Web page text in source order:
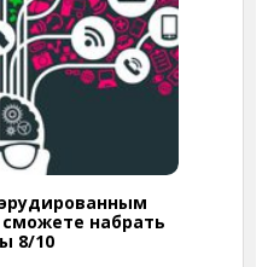
набрать
8/10